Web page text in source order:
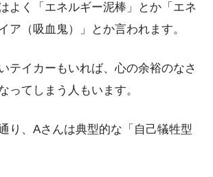
よく「エネルギー泥棒」とか「エネ
ア（吸血鬼）」とか言われます。
テイカーもいれば、心の余裕のなさ
ってしまう人もいます。
り、Aさんは典型的な「自己犠牲型